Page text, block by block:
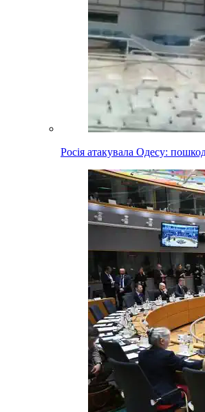
Росія атакувала Одесу: